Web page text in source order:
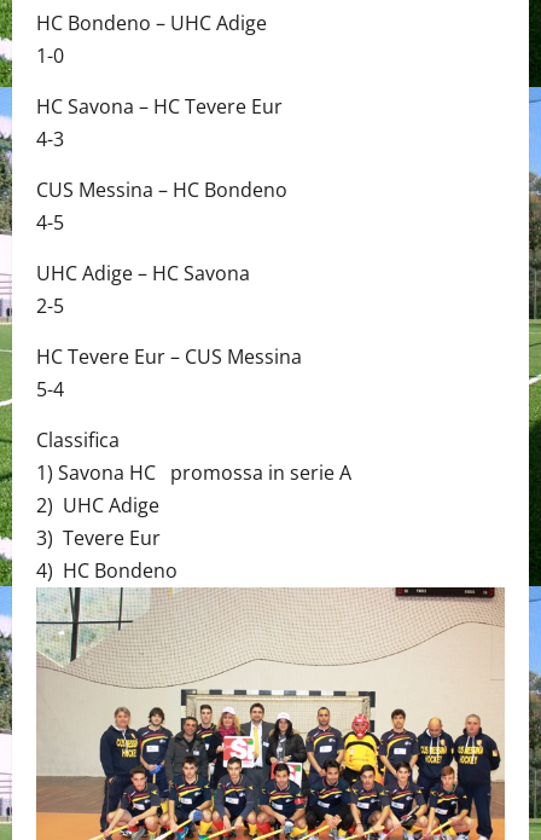
HC Bondeno – UHC Adige
1-0
HC Savona – HC Tevere Eur
4-3
CUS Messina – HC Bondeno
4-5
UHC Adige – HC Savona
2-5
HC Tevere Eur – CUS Messina
5-4
Classifica
1) Savona HC promossa in serie A
2) UHC Adige
3) Tevere Eur
4) HC Bondeno